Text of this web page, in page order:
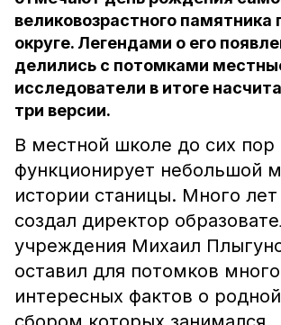
великовозрастного памятника
округе. Легендами о его
делились с потомками
исследователи в итоге
три версии.
В местной школе до сих пор
функционирует небольшой
истории станицы. Много лет
создал директор
учреждения Михаил
оставил для потомков много
интересных фактов о